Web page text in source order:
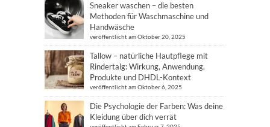
Sneaker waschen – die besten
Methoden für Waschmaschine und
Handwäsche
veröffentlicht am Oktober 20, 2025
Tallow – natürliche Hautpflege mit
Rindertalg: Wirkung, Anwendung,
Produkte und DHDL-Kontext
veröffentlicht am Oktober 6, 2025
Die Psychologie der Farben: Was deine
Kleidung über dich verrät